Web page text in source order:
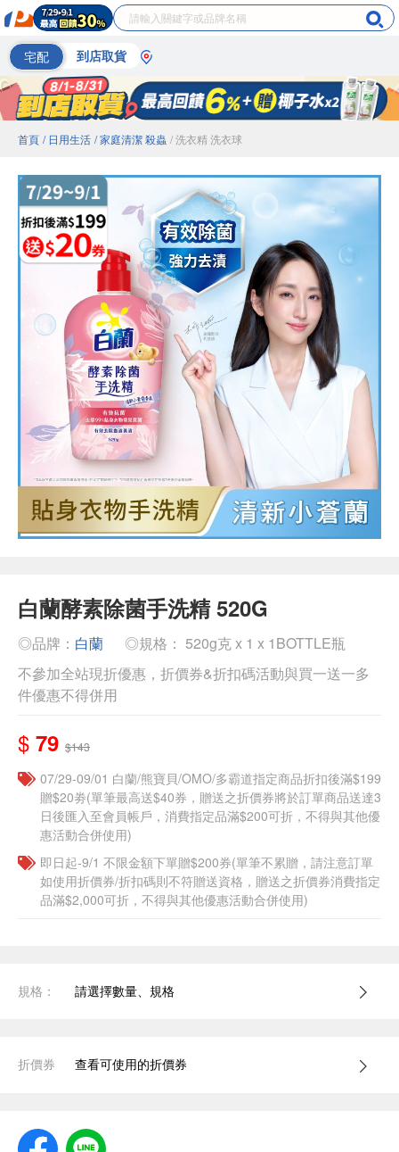
宅配 到店取貨
首頁 / 日用生活 / 家庭清潔 殺蟲 / 洗衣精 洗衣球
白蘭酵素除菌手洗精 520G
◎品牌： 白蘭
◎規格： 520g克 x 1 x 1BOTTLE瓶
不參加全站現折優惠，折價券&折扣碼活動與買一送一多
件優惠不得併用
$ 79 $143
07/29-09/01 白蘭/熊寶貝/OMO/多霸道指定商品折扣後滿$199
贈$20劵(單筆最高送$40券，贈送之折價券將於訂單商品送達3
日後匯入至會員帳戶，消費指定品滿$200可折，不得與其他優
惠活動合併使用)
即日起-9/1 不限金額下單贈$200券(單筆不累贈，請注意訂單
如使用折價券/折扣碼則不符贈送資格，贈送之折價券消費指定
品滿$2,000可折，不得與其他優惠活動合併使用)
規格： 請選擇數量、規格
折價券 查看可使用的折價券